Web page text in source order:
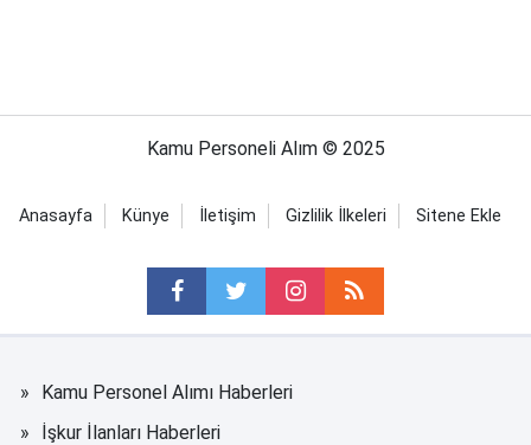
Kamu Personeli Alım © 2025
Anasayfa Künye İletişim Gizlilik İlkeleri Sitene Ekle
Kamu Personel Alımı Haberleri
İşkur İlanları Haberleri